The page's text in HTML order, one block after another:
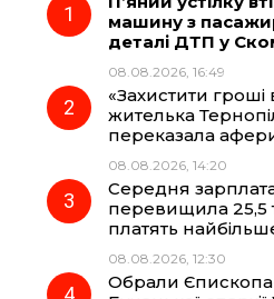
o
k
g
r
a
m
машину з
деталі ДТП у
08.08.2026, 16:49
«Захистити гроші
жителька
переказала
08.08.2026, 14:20
Середня
перевищила 25,5
платять
08.08.2026, 12:30
Обрали